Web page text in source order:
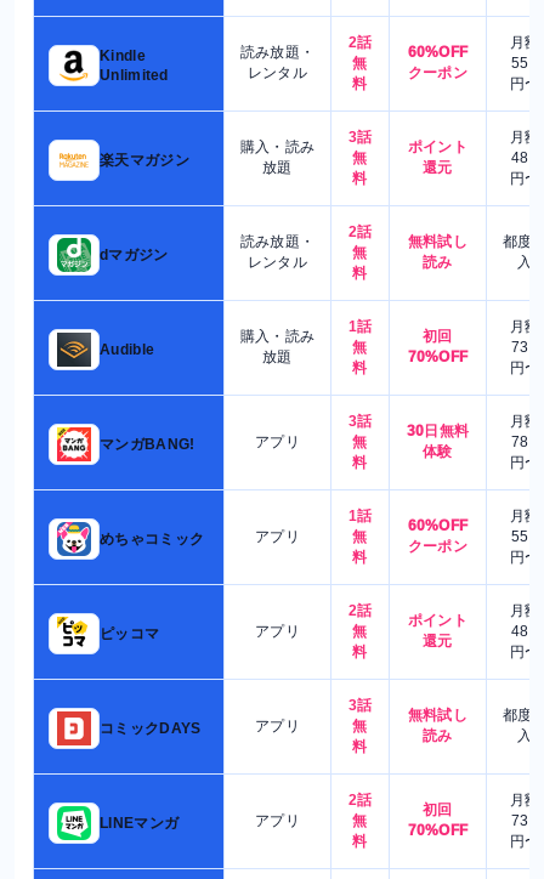
Kindle
Unlimited
読み放題・
レンタル
2話
無
料
60%OFF
クーポン
月額
550
円〜
楽天マガジン
購入・読み
放題
3話
無
料
ポイント
還元
月額
480
円〜
dマガジン
読み放題・
レンタル
2話
無
料
無料試し
読み
都度
入
Audible
購入・読み
放題
1話
無
料
初回
70%OFF
月額
730
円〜
マンガBANG! アプリ
3話
無
料
30日無料
体験
月額
780
円〜
めちゃコミック アプリ
1話
無
料
60%OFF
クーポン
月額
550
円〜
ピッコマ アプリ
2話
無
料
ポイント
還元
月額
480
円〜
コミックDAYS アプリ
3話
無
料
無料試し
読み
都度
入
LINEマンガ アプリ
2話
無
料
初回
70%OFF
月額
730
円〜